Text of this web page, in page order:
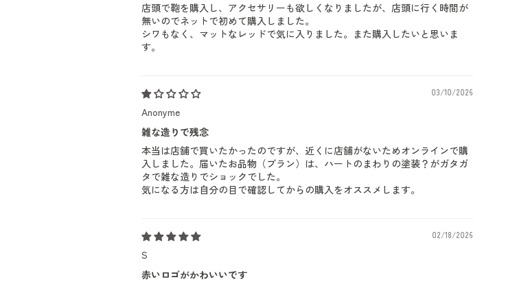
店頭で鞄を購入し、アクセサリーも欲しくなりましたが、店頭に行く時間が
無いのでネットで初めて購入しました。
シワもなく、マットなレッドで気に入りました。また購入したいと思いま
す。
03/10/2026
Anonyme
雑な造りで残念
本当は店舗で買いたかったのですが、近くに店舗がないためオンラインで購
入しました。届いたお品物（ブラン）は、ハートのまわりの塗装？がガタガ
タで雑な造りでショックでした。
気になる方は自分の目で確認してからの購入をオススメします。
02/18/2026
S
赤いロゴがかわいいです